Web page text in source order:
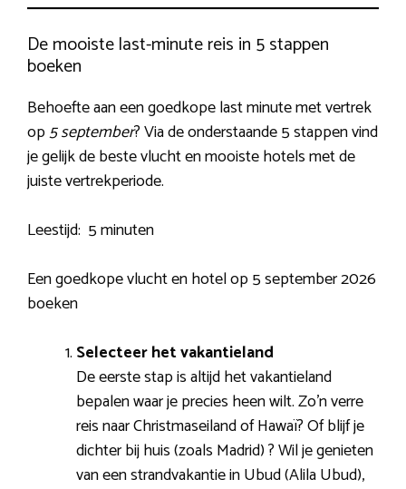
De mooiste last-minute reis in 5 stappen
boeken
Behoefte aan een goedkope last minute met vertrek
op5 september? Via de onderstaande 5 stappen vind
je gelijk de beste vlucht en mooiste hotels met de
juiste vertrekperiode.
Leestijd: 5 minuten
Een goedkope vlucht en hotel op 5 september 2026
boeken
Selecteer het vakantieland
De eerste stap is altijd het vakantieland
bepalen waar je precies heen wilt. Zo’n verre
reis naar Christmaseiland of Hawaï? Of blijf je
dichter bij huis (zoals Madrid) ? Wil je genieten
van een strandvakantie in Ubud (Alila Ubud),